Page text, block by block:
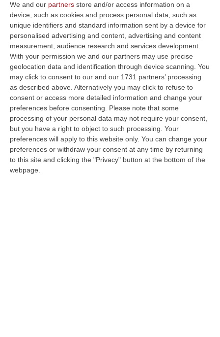
We and our partners store and/or access information on a
device, such as cookies and process personal data, such as
unique identifiers and standard information sent by a device for
personalised advertising and content, advertising and content
measurement, audience research and services development.
With your permission we and our partners may use precise
geolocation data and identification through device scanning. You
may click to consent to our and our 1731 partners’ processing
as described above. Alternatively you may click to refuse to
consent or access more detailed information and change your
preferences before consenting. Please note that some
processing of your personal data may not require your consent,
but you have a right to object to such processing. Your
preferences will apply to this website only. You can change your
preferences or withdraw your consent at any time by returning
to this site and clicking the "Privacy" button at the bottom of the
webpage.
Clicca e segui “Corriere della Calabria” su Google News
CATANZAROUna 24enne,Martina Guzzi,
morta in un incidente stradale a Catanzaro il
28 maggio scorso, sarebbe deceduta a causa
di un difetto dell’airbag che secondo la
perizia dei tecnici incaricati dalla Procura «a
seguito dell’urto, proiettava ad alta energia
cinetica un corpo metallico con modalità di